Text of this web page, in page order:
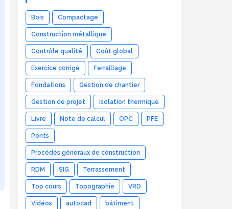
Bois Compactage
Construction métallique
Contrôle qualité Coût global
Exercice corrigé Ferraillage
Fondations Gestion de chantier
Gestion de projet Isolation thermique
Livre Note de calcul OPC PFE
Ponts
Procédés généraux de construction
RDM SIG Terrassement
Top cours Topographie VRD
Vidéos autocad bâtiment